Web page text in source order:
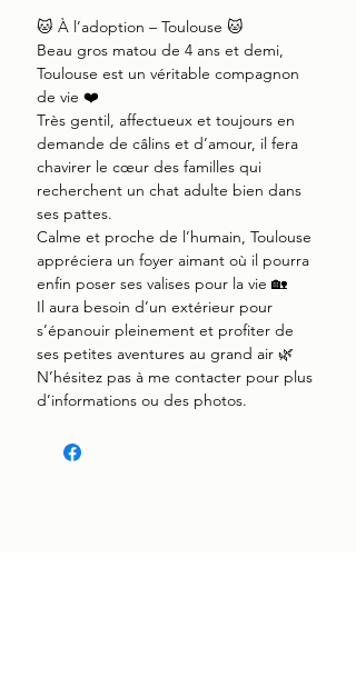
🐱 À l’adoption – Toulouse 🐱
Beau gros matou de 4 ans et demi,
Toulouse est un véritable compagnon
de vie ❤️
Très gentil, affectueux et toujours en
demande de câlins et d’amour, il fera
chavirer le cœur des familles qui
recherchent un chat adulte bien dans
ses pattes.
Calme et proche de l’humain, Toulouse
appréciera un foyer aimant où il pourra
enfin poser ses valises pour la vie 🏡
Il aura besoin d’un extérieur pour
s’épanouir pleinement et profiter de
ses petites aventures au grand air 🌿
N’hésitez pas à me contacter pour plus
d’informations ou des photos.